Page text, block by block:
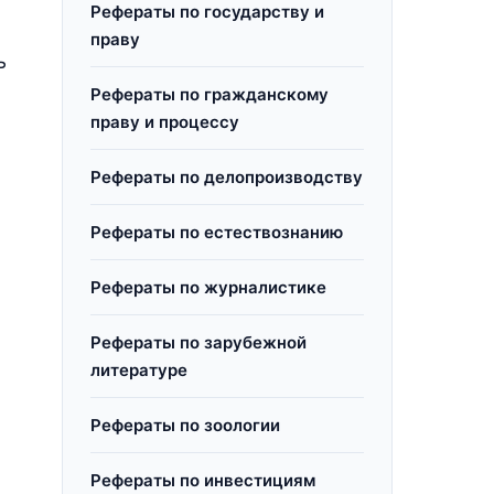
Рефераты по государству и
праву
Рефераты по гражданскому
праву и процессу
Рефераты по делопроизводству
Рефераты по естествознанию
Рефераты по журналистике
Рефераты по зарубежной
литературе
Рефераты по зоологии
Рефераты по инвестициям